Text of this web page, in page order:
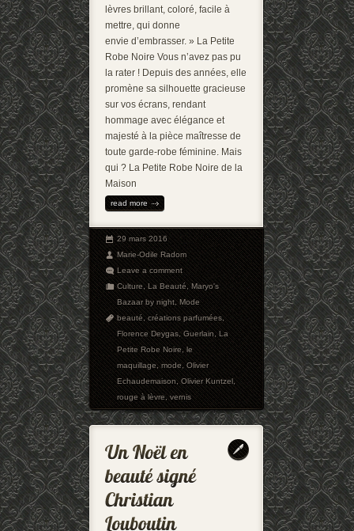
lèvres brillant, coloré, facile à
mettre, qui donne
envie d’embrasser. » La Petite
Robe Noire Vous n’avez pas pu
la rater ! Depuis des années, elle
promène sa silhouette gracieuse
sur vos écrans, rendant
hommage avec élégance et
majesté à la pièce maîtresse de
toute garde-robe féminine. Mais
qui ? La Petite Robe Noire de la
Maison
read more
29 mars 2016
Marie-Odile Radom
Leave a comment
Culture,La Beauté,Maryo's
Bazaar by night,Mode
beauté,créations parfumées,
Florence Deygas,Guerlain,La
Petite Robe Noire,le
maquillage,mode,Olivier
Echaudemaison,Olivier Kuntzel,
rouge à lèvre,vernis